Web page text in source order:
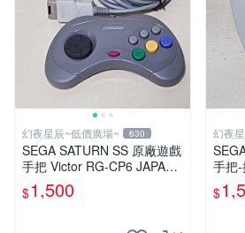
幻夜星辰~低價廣場~ 630
SEGA SATURN SS 原廠遊戲
手把 Victor RG-CP6 JAPAN
數量稀少 BB0229
$1,500
幻夜
手把
製
$